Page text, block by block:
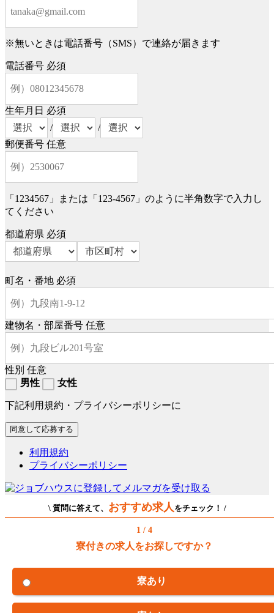
※無いときは電話番号（SMS）で連絡が届きます
電話番号 必須
生年月日 必須
/
/
郵便番号 任意
「1234567」または「123-4567」のように半角数字で入力し
てください
都道府県 必須
町名・番地 必須
建物名・部屋番号 任意
性別 任意
男性
女性
下記利用規約・プライバシーポリシーに
利用規約
プライバシーポリシー
\ 質問に答えて、 おすすめ求人をチェック！ /
1 / 4
寮付きの求人をお探しですか？
寮あり